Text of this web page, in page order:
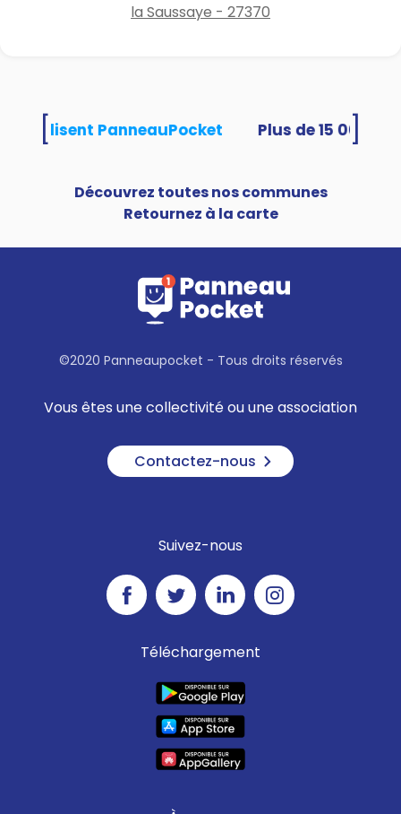
la Saussaye - 27370
utilisent PanneauPocket
Découvrez toutes nos communes
Retournez à la carte
©2020 Panneaupocket - Tous droits réservés
Vous êtes une collectivité ou une association
Contactez-nous
Suivez-nous
Téléchargement